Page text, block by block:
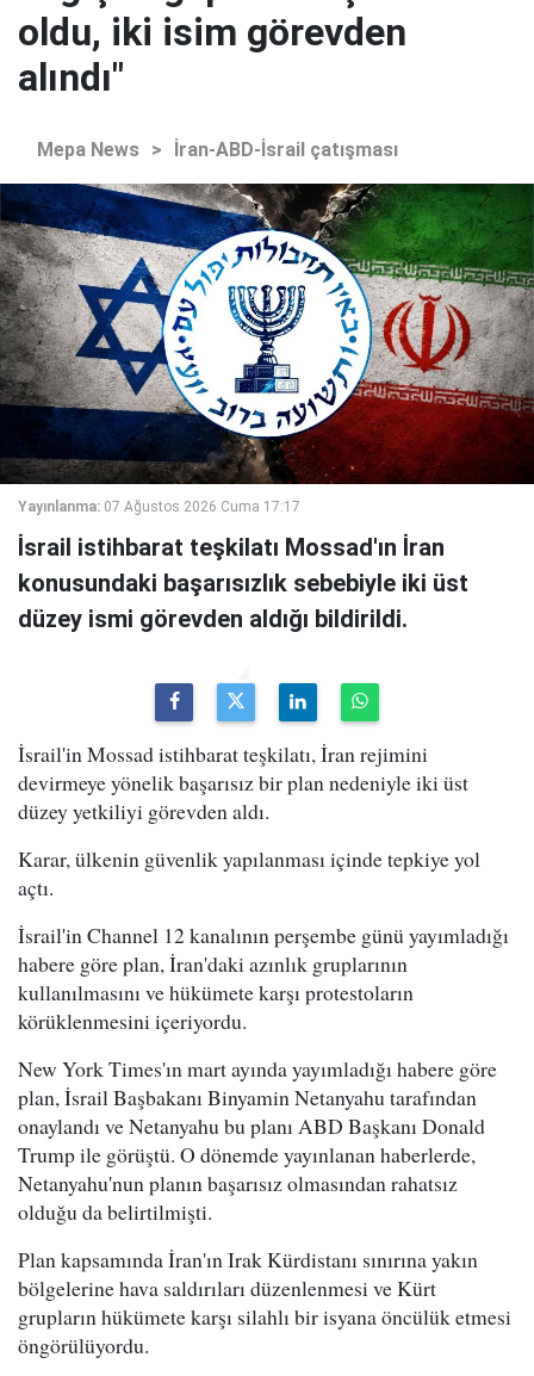
oldu, iki isim görevden
alındı"
Mepa News > İran-ABD-İsrail çatışması
Yayınlanma: 07 Ağustos 2026 Cuma 17:17
İsrail istihbarat teşkilatı Mossad'ın İran
konusundaki başarısızlık sebebiyle iki üst
düzey ismi görevden aldığı bildirildi.
İsrail'in Mossad istihbarat teşkilatı, İran rejimini
devirmeye yönelik başarısız bir plan nedeniyle iki üst
düzey yetkiliyi görevden aldı.
Karar, ülkenin güvenlik yapılanması içinde tepkiye yol
açtı.
İsrail'in Channel 12 kanalının perşembe günü yayımladığı
habere göre plan, İran'daki azınlık gruplarının
kullanılmasını ve hükümete karşı protestoların
körüklenmesini içeriyordu.
New York Times'ın mart ayında yayımladığı habere göre
plan, İsrail Başbakanı Binyamin Netanyahu tarafından
onaylandı ve Netanyahu bu planı ABD Başkanı Donald
Trump ile görüştü. O dönemde yayınlanan haberlerde,
Netanyahu'nun planın başarısız olmasından rahatsız
olduğu da belirtilmişti.
Plan kapsamında İran'ın Irak Kürdistanı sınırına yakın
bölgelerine hava saldırıları düzenlenmesi ve Kürt
grupların hükümete karşı silahlı bir isyana öncülük etmesi
öngörülüyordu.